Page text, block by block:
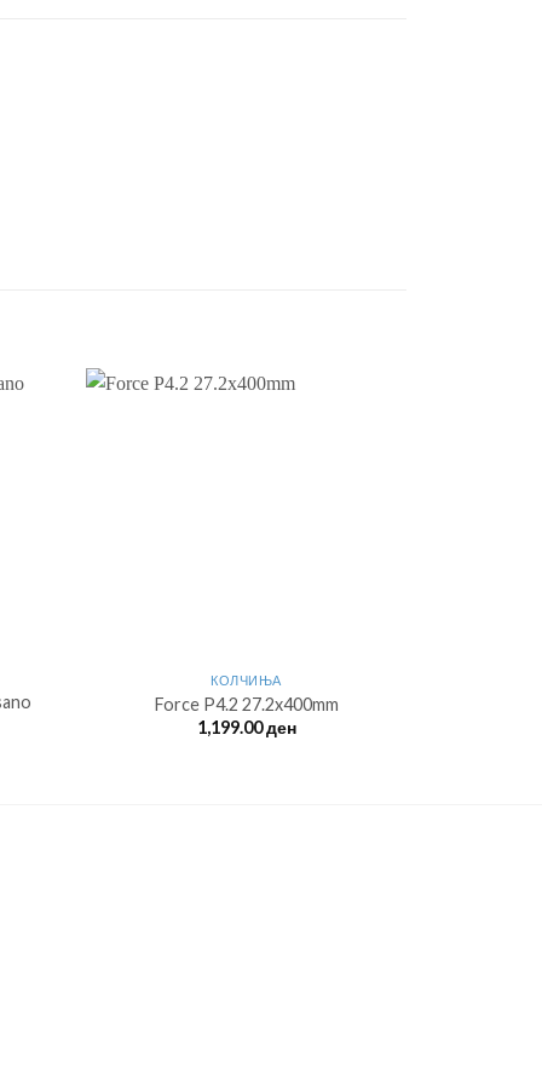
КОЛЧИЊА
Force P4.2 27.2x400mm
1,199.00ден